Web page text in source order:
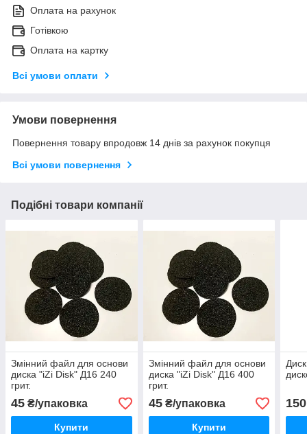
Оплата на рахунок
Готівкою
Оплата на картку
Всі умови оплати
Умови повернення
Повернення товару впродовж 14 днів за рахунок покупця
Всі умови повернення
Подібні товари компанії
Змінний файл для основи
диска "iZi Disk" Д16 240
грит.
45 ₴/упаковка
Купити
Змінний файл для основи
диска "iZi Disk" Д16 400
грит.
45₴/упаковка
Купити
150